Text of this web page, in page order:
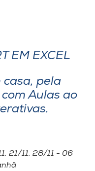
EM EXCEL
casa, pela
Aulas ao
21/11, 28/11 - 06